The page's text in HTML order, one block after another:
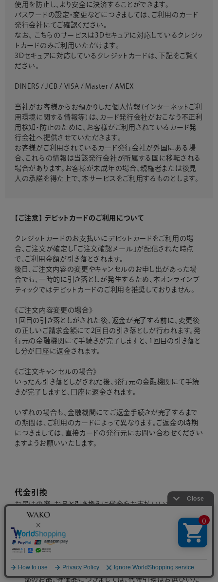
使用を防止し、より安全に決済することができます。
パスワードの設定・変更などにつきましては、ご利用のカード
発行会社にてご確認ください。
なお、 こちらのサービスは3Dセキュアに対応しているクレジッ
トカードのみご利用いただけます。
3Dセキュアに対応しているクレジットカードは、下記をご覧く
ださい。
DINERS / JCB / VISA / Master / AMEX
当社がお客様からお預かりした個人情報（インターネットご利
用環境に関する情報等）は、カード発行会社がおこなう不正利
用検知・防止のために、お客様がご利用されているカード発
行会社へ提供させていただきます。
お客様がご利用されているカード発行会社が外国にある場
合、これらの情報は当該発行会社が所属する国に移転される
場合があります。お客様が未成年の場合、親権者または後見
人の承諾を得た上で、本サービスをご利用するものとします。
【ご注意】 デビットカードのご利用について
クレジットカードのお支払いにデビットカードをご利用の場
合、ご注文が確定し「ご注文確認メール」が配信された時点
で、ご利用金額が引き落とされます。
後日、ご注文内容の変更やキャンセルのお申し出があった場
合でも、一時的に引き落としが発生するため、本オンラインブ
ティックではデビットカードのご利用を推奨しておりません。
《ご注文内容変更の場合》
1回目の引き落としがされた後、返金が完了する前に、変更後
の正しいご請求金額にて2回目の引き落としが行われます。発
行元の金融機関にて手続きが完了しますと、1回目の引き落と
し分が口座に返金されます。
《ご注文キャンセルの場合》
いったん引き落としがされた後、発行元の金融機関にて手続
きが完了しますと、口座に返金されます。
いずれの場合も、金融機関にてご返金手続きが完了するまで
の期間は、ご利用のカードによって異なります。ご返金の時期
につきましては、直接カードの発行元にお問い合わせください
ますようお願いいたします。
代金引換
お届けの際、お品と引き換えに代金をお支払いいただく決済
方法です。ご依頼主様へお届けする場合のみお選びいただけ
ます。 なお、お買上げ金額にかかわらず、決済手数料として別
途 ￥330（税込）を頂戴いたします。本オンラインブティックは
ヤマト運輸を使用しております。配達員に現金でお支払いくだ
加工を伴うお品をはじめ、前払いのみとさせていただく一
部のお品、特価品につきましては、代金引換はお選びいた